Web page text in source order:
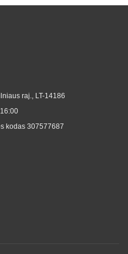
raj., LT-14186
kodas 307577687